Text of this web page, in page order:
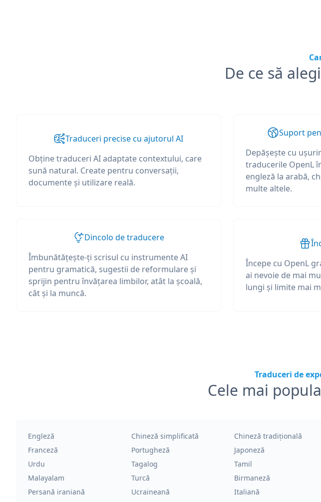
De ce să
Traduceri precise cu ajutorul AI
Obține traduceri AI adaptate contextului, care
sună natural. Create pentru conversații,
documente și utilizare reală.
Suport
Depășește cu
traducerile OpenL
engleză la arabă,
multe altele.
Dincolo de traducere
Îmbunătățește-ți scrisul cu instrumente AI
pentru gramatică, sugestii de reformulare și
sprijin pentru învățarea limbilor, atât la școală,
cât și la muncă.
Începe cu OpenL
ai nevoie de mai
lungi și limite mai
Traduceri de
Cele mai
Engleză Chineză simplificată Chineză tradițională
Franceză
Portugheză Japoneză
Urdu
Tagalog Tamil
Malayalam
Turcă Birmaneză
Persană iraniană
Ucraineană Italiană